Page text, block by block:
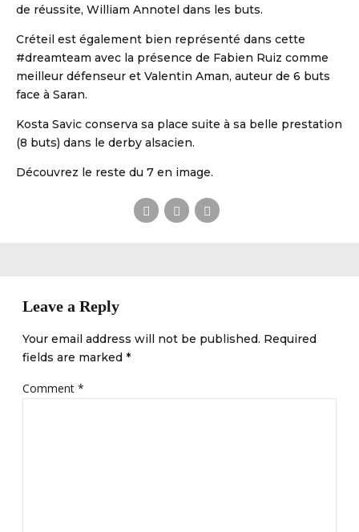
DE HANDBALL
de réussite, William Annotel dans les buts.
Créteil est également bien représenté dans cette
#dreamteam avec la présence de Fabien Ruiz comme
meilleur défenseur et Valentin Aman, auteur de 6 buts
face à Saran.
Kosta Savic conserva sa place suite à sa belle prestation
(8 buts) dans le derby alsacien.
Découvrez le reste du 7 en image.
Leave a Reply
Your email address will not be published. Required
fields are marked *
Comment *